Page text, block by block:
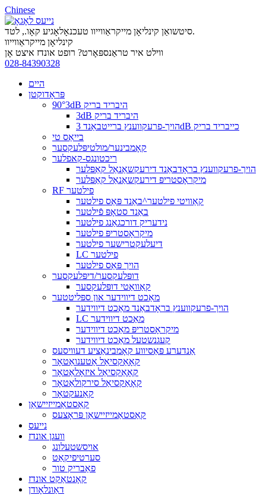
Chinese
סיטשואַן קינליאָן מייקראַווייוו טעכנאָלאָגיע קאָו., לטד.
קינליאָן מייקראַווייוו
ווילט איר טראַנספּאָרט? רופט אונדז איצט אָן
028-84390328
היים
פּראָדוקטן
90°3dB היבריד בריק
3dB היבריד בריק
הויך-פרעקווענץ ברייטבאַנד 3dB כייבריד בריק
בייאַס טי
קאָמבינער/מולטיפּלעקסער
ריכטונגס-קאפלער
הויך-פרעקווענץ בראָדבאַנד דירעקשאַנאַל קאַפּלער
מיקראָסטריפּ דירעקשאַנאַל קאַפּלער
RF פילטער
קאַוויטי פילטער^באַנד פּאַס פילטער
באַנד סטאָפּ פֿילטער
נידעריק דורכגאַנג פילטער
מיקראָסטריפּ פילטער
דיעלעקטרישער פילטער
LC פילטער
הויך פּאַס פילטער
דופּלעקסער/דיפּלעקסער
קאַוואַטי דופּלעקסער
מאַכט דיווידער און ספּליטטער
הויך-פרעקווענץ בראָדבאַנד מאַכט דיווידער
LC מאַכט דיווידער
מיקראָסטריפּ מאַכט דיווידער
קעגנשטעל מאַכט דיווידער
אַנדערע פּאַסיווע קאָמבינאַציע דעוויסעס
קאָאַקסיאַל אַטענואַטאָר
קאָאַקסיאַל איזאָלאַטאָר
קאָאַקסיאַל סירקולאַטאָר
קאַנעקטאָר
קאַסטאַמייזיישאַן
קאַסטאַמייזיישאַן פּראָצעס
נייעס
וועגן אונדז
אויסשטעלונג
סערטיפיקאַט
פאַבריק טור
קאָנטאַקט אונדז
דאַונלאָודן